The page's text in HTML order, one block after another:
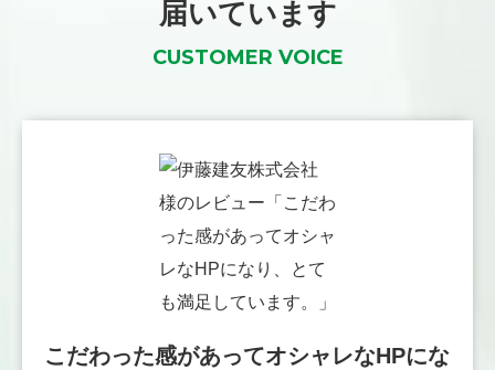
届いています
CUSTOMER VOICE
こだわった感があってオシャレなHPにな